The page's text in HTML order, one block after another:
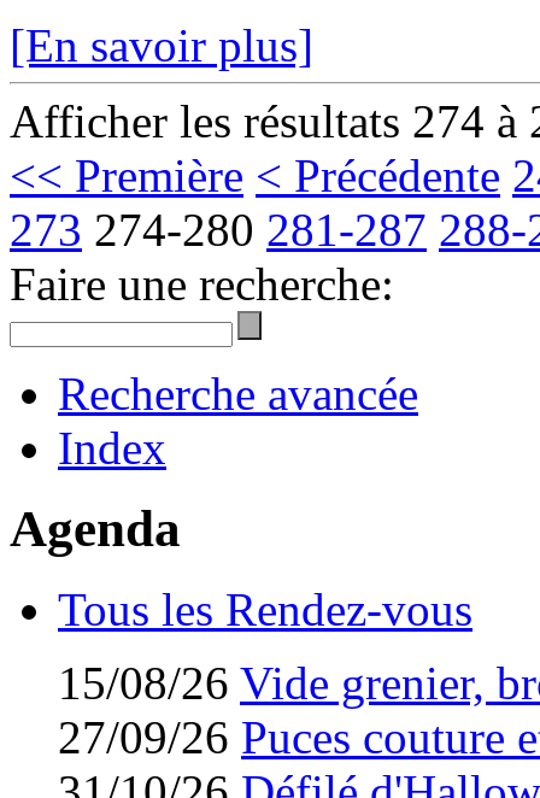
[En savoir plus]
Afficher les résultats 274 à
<< Première < Précédente
273 274-280 281-287 288-
Faire une recherche:
Recherche avancée
Index
Agenda
Tous les Rendez-vous
15/08/26 Vide grenier,
27/09/26 Puces couture